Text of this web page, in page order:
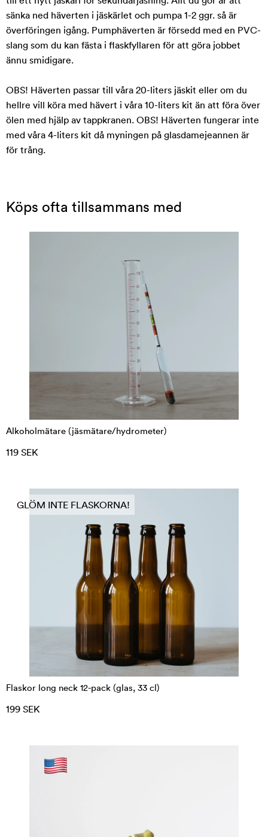
sänka ned häverten i jäskärlet och pumpa 1-2 ggr. så är
överföringen igång. Pumphäverten är försedd med en PVC-
slang som du kan fästa i flaskfyllaren för att göra jobbet
ännu smidigare.
OBS! Häverten passar till våra 20-liters jäskit eller om du
hellre vill köra med hävert i våra 10-liters kit än att föra över
ölen med hjälp av tappkranen. OBS! Häverten fungerar inte
med våra 4-liters kit då myningen på glasdamejeannen är
för trång.
Köps ofta tillsammans med
Alkoholmätare (jäsmätare/hydrometer)
119 SEK
GLÖM INTE FLASKORNA!
Flaskor long neck 12-pack (glas, 33 cl)
199 SEK